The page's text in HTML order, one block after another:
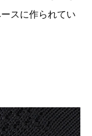
スに作られてい